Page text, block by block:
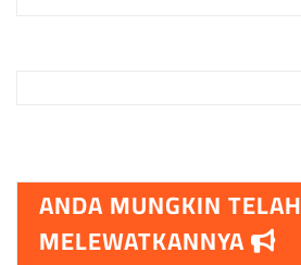
ANDA MUNGKIN TELAH
MELEWATKANNYA